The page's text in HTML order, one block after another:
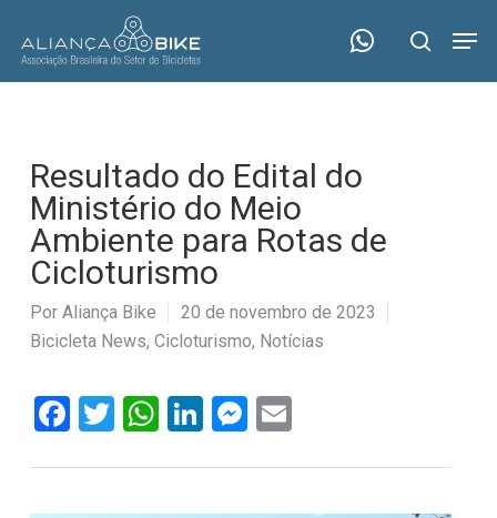
main
search
Resultado do Edital do
Ministério do Meio
Ambiente para Rotas de
Cicloturismo
Por Aliança Bike
20 de novembro de 2023
Bicicleta News, Cicloturismo, Notícias
Facebook
Twitter
WhatsApp
LinkedIn
Messenger
Email